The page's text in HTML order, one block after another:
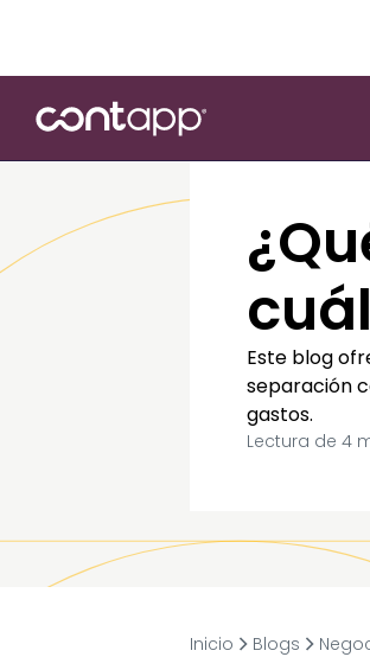
Este blog
separación
gastos.
Lectura de 4
Inicio Blogs